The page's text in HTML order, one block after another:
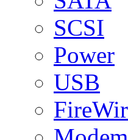
SCSI
Power
USB